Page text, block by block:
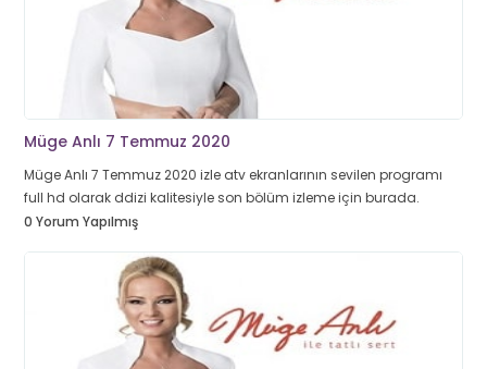
Müge Anlı 7 Temmuz 2020
Müge Anlı 7 Temmuz 2020 izle atv ekranlarının sevilen programı
full hd olarak ddizi kalitesiyle son bölüm izleme için burada.
0 Yorum Yapılmış